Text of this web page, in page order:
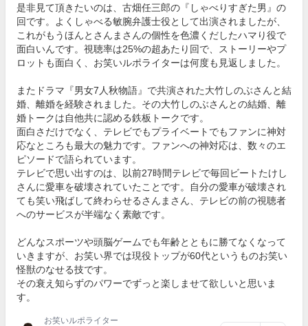
是非見て頂きたいのは、古畑任三郎の『しゃべりすぎた男』の
回です。よくしゃべる敏腕弁護士役として出演されましたが、
これがもうほんとさんまさんの個性を色濃くだしたハマり役で
面白いんです。視聴率は25%の超あたり回で、ストーリーやプ
ロットも面白く、お笑いルポライターは何度も見返しました。
またドラマ『男女7人秋物語』で共演された大竹しのぶさんと結
婚、離婚を経験されました。その大竹しのぶさんとの結婚、離
婚トークは自他共に認める鉄板トークです。
面白さだけでなく、テレビでもプライベートでもファンに神対
応なところも最大の魅力です。ファンへの神対応は、数々のエ
ピソードで語られています。
テレビで思い出すのは、以前27時間テレビで毎回ビートたけし
さんに愛車を破壊されていたことです。自分の愛車が破壊され
ても笑い飛ばして終わらせるさんまさん、テレビの前の視聴者
へのサービスが半端なく素敵です。
どんなスポーツや頭脳ゲームでも年齢とともに勝てなくなって
いきますが、お笑い界では現役トップが60代というものお笑い
怪獣のなせる技です。
その衰え知らずのパワーでずっと楽しませて欲しいと思いま
す。
お笑いルポライター